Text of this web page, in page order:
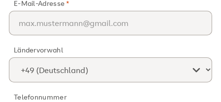
E-Mail-Adresse
Ländervorwahl
Telefonnummer